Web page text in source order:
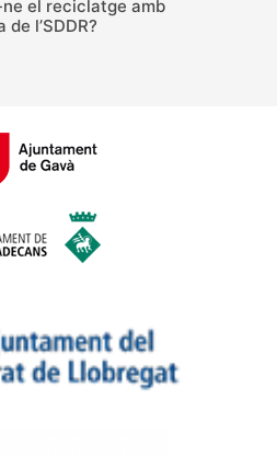
el reciclatge amb
de l’SDDR?